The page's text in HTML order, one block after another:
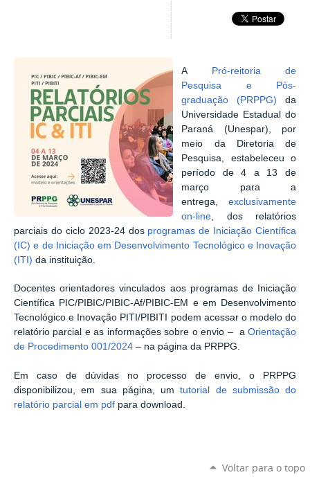
A
Pró-reitoria de
Pesquisa e Pós-
graduação (PRPPG) da
Universidade Estadual do
Paraná (Unespar), por
meio da Diretoria de
Pesquisa, estabeleceu o
período de 4 a 13 de
março para a
entrega, exclusivamente
on-line , dos relatórios
parciais do ciclo 2023-24 dos programas de Iniciação Científica
(IC) e de Iniciação em Desenvolvimento Tecnológico e Inovação
(ITI) da instituição.
Docentes orientadores vinculados aos programas de Iniciação
Científica PIC/PIBIC/PIBIC-Af/PIBIC-EM e em Desenvolvimento
Tecnológico e Inovação PITI/PIBITI podem acessar o modelo do
relatório parcial e as informações sobre o envio – a Orientação
de Procedimento 001/2024 – na página da PRPPG.
Em caso de dúvidas no processo de envio, o PRPPG
disponibilizou, em sua página, umtutorial de submissão do
relatório parcial em pdf para download.
Voltar para o topo